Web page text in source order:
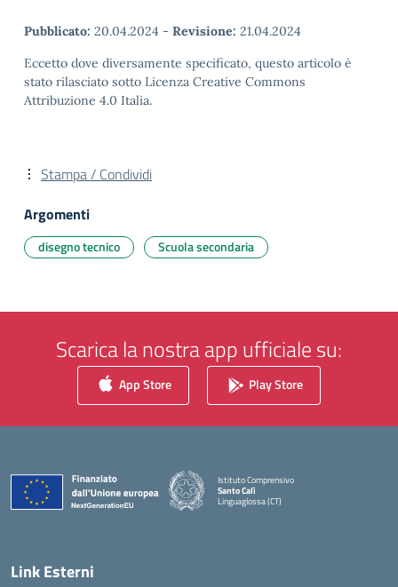
Pubblicato: 20.04.2024 - Revisione: 21.04.2024
Eccetto dove diversamente specificato, questo articolo è
stato rilasciato sotto Licenza Creative Commons
Attribuzione 4.0 Italia.
Stampa / Condividi
Argomenti
disegno tecnico Scuola secondaria
Scarica la nostra app ufficiale su:
App Store Play Store
Istituto Comprensivo
Santo Calì
Linguaglossa (CT)
— Visita la pagina iniziale della scuola
Link Esterni